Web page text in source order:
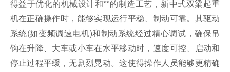
得益于优化的机械设计和**的制造工艺，新中式双梁起重
机在正确操作时，能够实现运行平稳、制动可靠。其驱动
系统(如变频调速电机)和制动系统经过精心调试，确保吊
钩在升降、大车或小车在水平移动时，速度可控、启动和
停止过程平缓，无剧烈晃动。这使得操作人员能够更精确